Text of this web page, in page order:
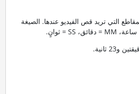
التي تريد قص الفيديو عندها. الصيغة